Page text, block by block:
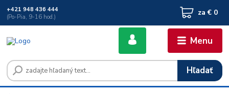
Menu
Hľadať
+421 948 436 444
(Po-Pia, 9-16 hod.)
za € 0